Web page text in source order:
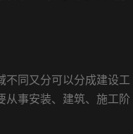
同又分可以分成建设工
从事安装、建筑、施工阶